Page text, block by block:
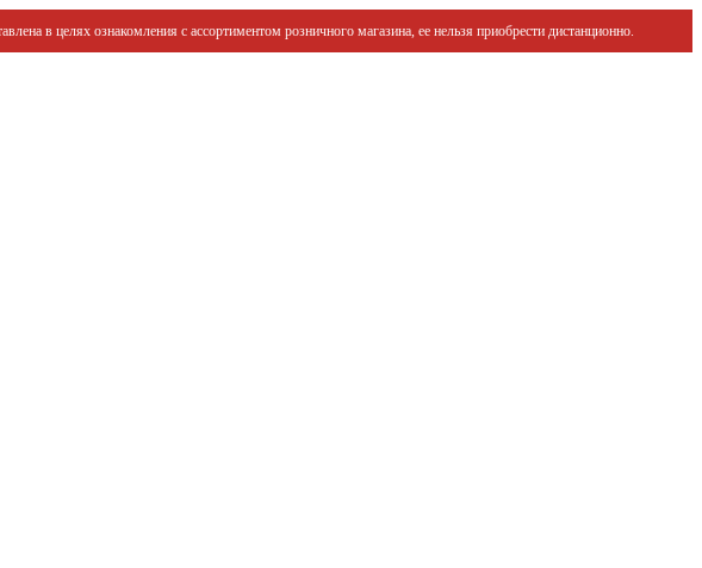
в целях ознакомления с ассортиментом розничного магазина, ее нельзя приобрести дистанционно.